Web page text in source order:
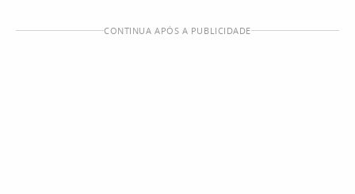
CONTINUA APÓS A PUBLICIDADE